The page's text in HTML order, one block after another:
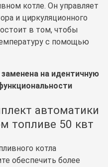
котле. Он управляет
и циркуляционного
в том, чтобы
с помощью
на идентичную
автоматики
топливе 50 квт
котла
обеспечить более